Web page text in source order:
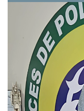
s’est chamaillé. Puis,
son refus, j’ai sorti la
pantalon. Une…